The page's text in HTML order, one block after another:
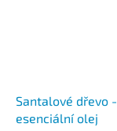
Santalové dřevo -
esenciální olej